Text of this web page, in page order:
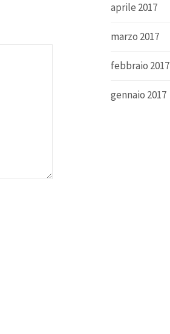
aprile 2017
marzo 2017
febbraio 2017
gennaio 2017